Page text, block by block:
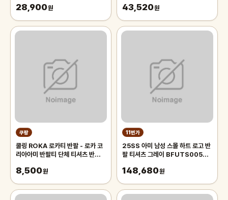
28,900원 43,520원
쿠팡
쿨링 ROKA 로카티 반팔 - 로카 코
리아아미 반팔티 단체 티셔츠 반티
8,500원
11번가
25SS 아미 남성 스몰 하트 로고 반
팔 티셔츠 그레이 BFUTS005
148,680원